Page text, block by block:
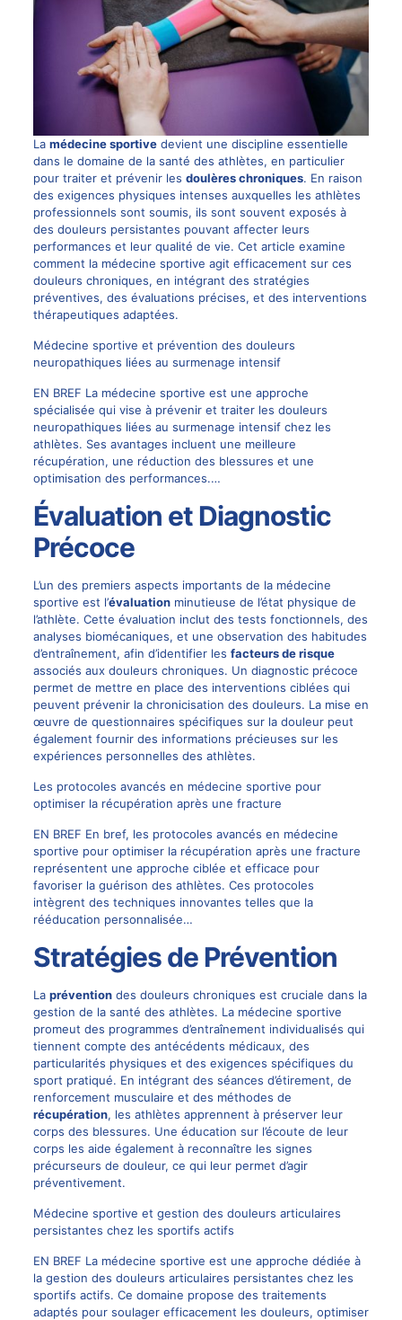
La médecine sportivedevient une discipline essentielle
dans le domaine de la santé des athlètes, en particulier
pour traiter et prévenir les doulères chroniques. En raison
des exigences physiques intenses auxquelles les athlètes
professionnels sont soumis, ils sont souvent exposés à
des douleurs persistantes pouvant affecter leurs
performances et leur qualité de vie. Cet article examine
comment la médecine sportive agit efficacement sur ces
douleurs chroniques, en intégrant des stratégies
préventives, des évaluations précises, et des interventions
thérapeutiques adaptées.
Médecine sportive et prévention des douleurs
neuropathiques liées au surmenage intensif
EN BREF La médecine sportive est une approche
spécialisée qui vise à prévenir et traiter les douleurs
neuropathiques liées au surmenage intensif chez les
athlètes. Ses avantages incluent une meilleure
récupération, une réduction des blessures et une
optimisation des performances.…
Évaluation et Diagnostic
Précoce
L’un des premiers aspects importants de la médecine
sportive est l’évaluationminutieuse de l’état physique de
l’athlète. Cette évaluation inclut des tests fonctionnels, des
analyses biomécaniques, et une observation des habitudes
d’entraînement, afin d’identifier les facteurs de risque
associés aux douleurs chroniques. Un diagnostic précoce
permet de mettre en place des interventions ciblées qui
peuvent prévenir la chronicisation des douleurs. La mise en
œuvre de questionnaires spécifiques sur la douleur peut
également fournir des informations précieuses sur les
expériences personnelles des athlètes.
Les protocoles avancés en médecine sportive pour
optimiser la récupération après une fracture
EN BREF En bref, les protocoles avancés en médecine
sportive pour optimiser la récupération après une fracture
représentent une approche ciblée et efficace pour
favoriser la guérison des athlètes. Ces protocoles
intègrent des techniques innovantes telles que la
rééducation personnalisée…
Stratégies de Prévention
La préventiondes douleurs chroniques est cruciale dans la
gestion de la santé des athlètes. La médecine sportive
promeut des programmes d’entraînement individualisés qui
tiennent compte des antécédents médicaux, des
particularités physiques et des exigences spécifiques du
sport pratiqué. En intégrant des séances d’étirement, de
renforcement musculaire et des méthodes de
récupération, les athlètes apprennent à préserver leur
corps des blessures. Une éducation sur l’écoute de leur
corps les aide également à reconnaître les signes
précurseurs de douleur, ce qui leur permet d’agir
préventivement.
Médecine sportive et gestion des douleurs articulaires
persistantes chez les sportifs actifs
EN BREF La médecine sportive est une approche dédiée à
la gestion des douleurs articulaires persistantes chez les
sportifs actifs. Ce domaine propose des traitements
adaptés pour soulager efficacement les douleurs, optimiser